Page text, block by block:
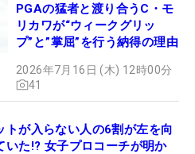
PGAの猛者と渡り合うC・モ
リカワが“ウィークグリッ
プ”と”掌屈”を行う納得の理由
2026年7月16日 (木) 12時00分
41
トが入らない人の6割が左を向
いた!? 女子プロコーチが明か